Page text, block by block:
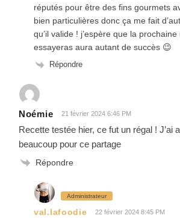
réputés pour être des fins gourmets
bien particulières donc ça me fait
qu’il valide ! j’espère que la
essayeras aura autant de succès 😉
Répondre
Noémie 21 février 2024 6:46 PM
Recette testée hier, ce fut un régal ! J’ai
beaucoup pour ce partage
Répondre
Administrateur
val.lafoodie 22 février 2024 8:45 PM